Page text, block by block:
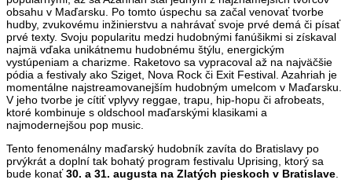
obsahu v Maďarsku. Po tomto úspechu sa začal venovať tvorbe
hudby, zvukovému inžinierstvu a nahrávať svoje prvé demá či písať
prvé texty. Svoju popularitu medzi hudobnými fanúšikmi si získaval
najmä vďaka unikátnemu hudobnému štýlu, energickým
vystúpeniam a charizme. Raketovo sa vypracoval až na najväčšie
pódia a festivaly ako Sziget, Nova Rock či Exit Festival. Azahriah je
momentálne najstreamovanejším hudobným umelcom v Maďarsku.
V jeho tvorbe je cítiť vplyvy reggae, trapu, hip-hopu či afrobeats,
ktoré kombinuje s oldschool maďarskými klasikami a
najmodernejšou pop music.
Tento fenomenálny maďarský hudobník zavíta do Bratislavy po
prvýkrát a doplní tak bohatý program festivalu Uprising, ktorý sa
bude konať30. a 31. augusta na Zlatých pieskoch v Bratislave